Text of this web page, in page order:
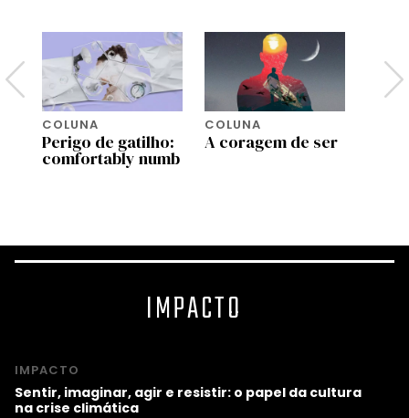
COLUNA
Perigo de gatilho:
comfortably numb
COLUNA
A coragem de ser
IMPACTO
IMPACTO
Sentir, imaginar, agir e resistir: o papel da cultura
na crise climática